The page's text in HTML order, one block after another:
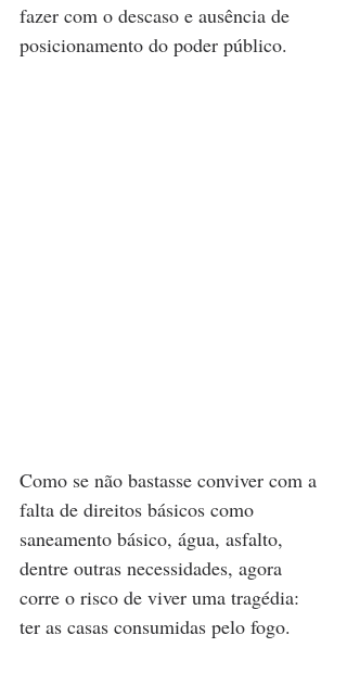
fazer com o descaso e ausência de
posicionamento do poder público.
Como se não bastasse conviver com a
falta de direitos básicos como
saneamento básico, água, asfalto,
dentre outras necessidades, agora
corre o risco de viver uma tragédia:
ter as casas consumidas pelo fogo.